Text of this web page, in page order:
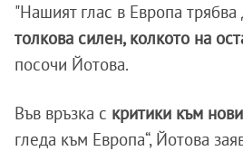
"Нашият глас в Европа
толкова силен, колкото на
посочи Йотова.
Във връзка с критики към
гледа към Европа“, Йотова